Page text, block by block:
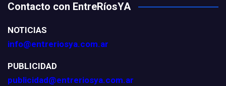
Contacto con EntreRíosYA
NOTICIAS
info@entreriosya.com.ar
PUBLICIDAD
publicidad@entreriosya.com.ar